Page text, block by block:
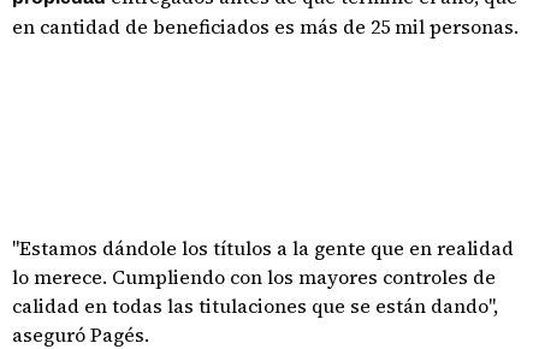
en cantidad de beneficiados es más de 25 mil personas.
"Estamos dándole los títulos a la gente que en realidad
lo merece. Cumpliendo con los mayores controles de
calidad en todas las titulaciones que se están dando",
aseguró Pagés.